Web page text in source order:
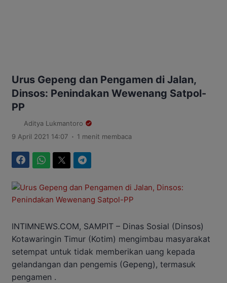
Urus Gepeng dan Pengamen di Jalan,
Dinsos: Penindakan Wewenang Satpol-
PP
Aditya Lukmantoro
9 April 2021 14:07 . 1 menit membaca
INTIMNEWS.COM, SAMPIT – Dinas Sosial (Dinsos)
Kotawaringin Timur (Kotim) mengimbau masyarakat
setempat untuk tidak memberikan uang kepada
gelandangan dan pengemis (Gepeng), termasuk
pengamen .